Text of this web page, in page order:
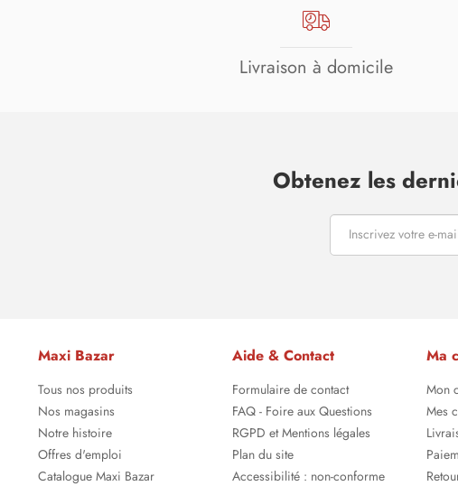
Livraison à domicile
Obtenez les
Maxi Bazar
Tous nos produits
Nos magasins
Notre histoire
Offres d'emploi
Catalogue Maxi Bazar
Aide & Contact
Formulaire de contact
FAQ - Foire aux Questions
RGPD et Mentions légales
Plan du site
Accessibilité : non-conforme
Ma
Mon
Mes